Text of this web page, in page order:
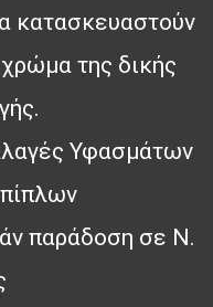
κατασκευαστούν
της δικής
Υφασμάτων
παράδοση σε Ν.